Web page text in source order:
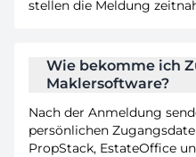
stellen die Meldung
Wie bekomme ich
Maklersoftware?
Nach der Anmeldung
persönlichen
PropStack, EstateOffice